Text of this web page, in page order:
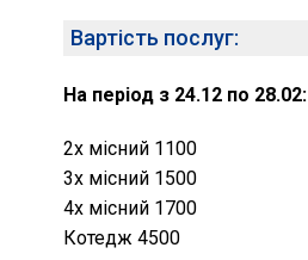
Вартість послуг:
На період з 24.12 по 28.02:
2х місний 1100
3х місний 1500
4х місний 1700
Котедж 4500